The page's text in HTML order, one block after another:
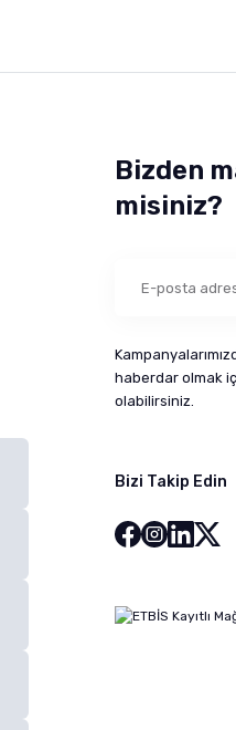
Bizden
misiniz?
haberdar olmak
olabilirsiniz.
Bizi Takip Edin